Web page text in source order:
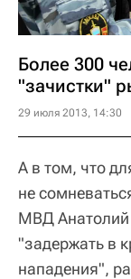
Более 300
"зачистки"
29 июля 2013, 14:30
А в том, что
не
МВД Анатолий
"задержать в
нападения",